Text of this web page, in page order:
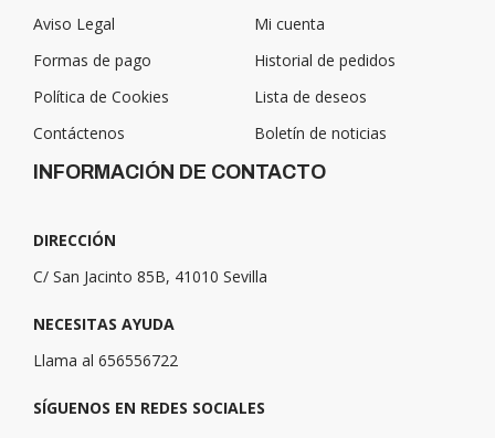
Aviso Legal
Formas de pago
Política de Cookies
Contáctenos
Mi cuenta
Historial de pedidos
Lista de deseos
Boletín de noticias
INFORMACIÓN DE CONTACTO
DIRECCIÓN
C/ San Jacinto 85B, 41010 Sevilla
NECESITAS AYUDA
Llama al 656556722
SÍGUENOS EN REDES SOCIALES